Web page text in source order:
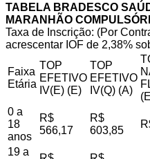
TABELA BRADESCO
MARANHÃO
Taxa de Inscrição: (Por
acrescentar IOF de 2,38%
Faixa
Etária
TOP
EFETIVO
IV(E) (E)
TOP
EFETIVO
IV(Q) (A)
0 a
18
anos
R$
566,17
R$
603,85
19 a